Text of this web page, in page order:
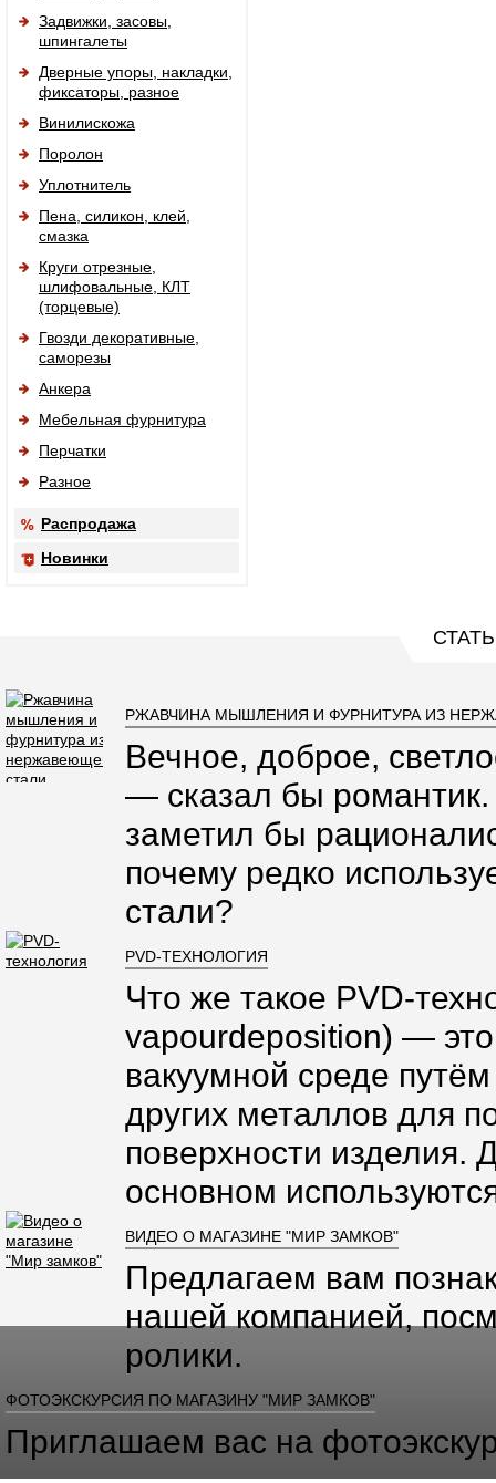
Задвижки, засовы,
шпингалеты
Дверные упоры, накладки,
фиксаторы, разное
Винилискожа
Поролон
Уплотнитель
Пена, силикон, клей,
смазка
Круги отрезные,
шлифовальные, КЛТ
(торцевые)
Гвозди декоративные,
саморезы
Анкера
Мебельная фурнитура
Перчатки
Разное
Распродажа
Новинки
РЖАВЧИНА МЫШЛЕНИЯ И ФУРНИТУРА ИЗ
Вечное, доброе,
— сказал бы
заметил бы
почему редко
стали?
PVD-ТЕХНОЛОГИЯ
Что же такое PVD-
vapourdeposition) —
вакуумной среде
других металлов для
поверхности изделия.
основном
ВИДЕО О МАГАЗИНЕ "МИР ЗАМКОВ"
Предлагаем вам
нашей компанией,
ролики.
ФОТОЭКСКУРСИЯ ПО МАГАЗИНУ "МИР ЗАМКОВ"
Приглашаем вас на